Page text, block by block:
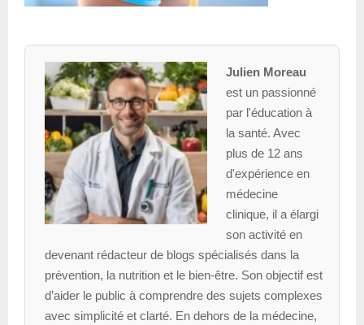
Julien Moreau
est un passionné
par l'éducation à
la santé. Avec
plus de 12 ans
d'expérience en
médecine
clinique, il a élargi
son activité en
devenant rédacteur de blogs spécialisés dans la
prévention, la nutrition et le bien-être. Son objectif est
d’aider le public à comprendre des sujets complexes
avec simplicité et clarté. En dehors de la médecine,